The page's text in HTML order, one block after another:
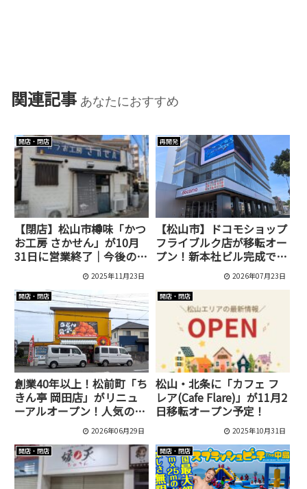
関連記事 あなたにおすすめ
開店・閉店
【閉店】松山市樽味「かつ
お工房 さかせん」が10月
31日に営業終了｜今後の購
2025年11月23日
再開発
【松山市】ドコモショップ
フライブルク店が移転オー
プン！新本社ビル完成で元
の場所へ戻ってきました
2026年07月23日
開店・閉店
創業40年以上！松前町「ち
きん亭 岡田店」がリニュ
ーアルオープン！人気のと
り天弁当も健在 2026年06月29日
開店・閉店
松山・北条に「カフェ フ
レア(Cafe Flare)」が11月2
日移転オープン予定！
2025年10月31日
開店・閉店 開店・閉店